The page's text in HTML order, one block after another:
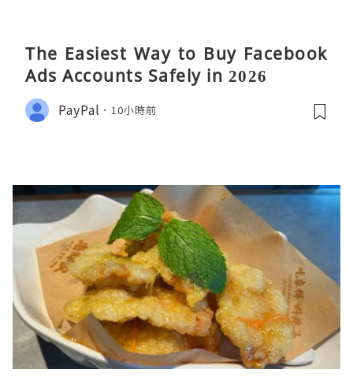
The Easiest Way to Buy Facebook
Ads Accounts Safely in 2026
PayPal 10小時前